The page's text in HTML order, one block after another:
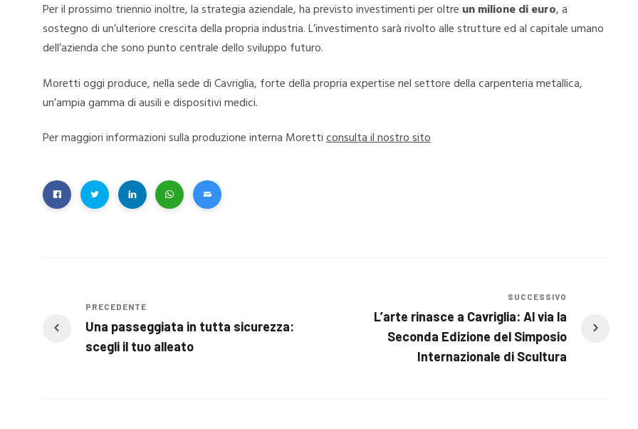
Per il prossimo triennio inoltre, la strategia aziendale, ha previsto investimenti per oltre un milione di euro, a
sostegno di un’ulteriore crescita della propria industria. L’investimento sarà rivolto alle strutture ed al capitale umano
dell’azienda che sono punto centrale dello sviluppo futuro.
Moretti oggi produce, nella sede di Cavriglia, forte della propria expertise nel settore della carpenteria metallica,
un’ampia gamma di ausili e dispositivi medici.
Per maggiori informazioni sulla produzione interna Moretticonsulta il nostro sito
PRECEDENTE
Una passeggiata in tutta sicurezza:
scegli il tuo alleato
SUCCESSIVO
L’arte rinasce a Cavriglia: Al via la
Seconda Edizione del Simposio
Internazionale di Scultura